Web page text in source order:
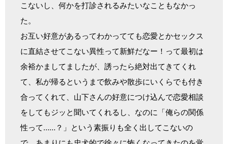
こないし、何かを打診されるみたいなこともなかっ
た。
お互い好意があるってわかってても恋愛とかセックス
に直結させてこない異性って新鮮だなー！って最初は
余裕かましてましたが、誘ったら絶対出てきてくれ
て、私が帰るというまで飲みや散歩にいくらでも付き
合ってくれて、山下さんの好意につけ込んで恋愛相談
をしてもジッと聞いてくれるし、なのに「俺らの関係
性って……？」という素振りも全く出してこないの